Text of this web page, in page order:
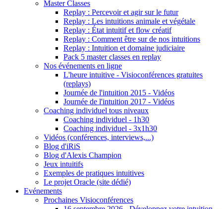
Master Classes
Replay : Percevoir et agir sur le futur
Replay : Les intuitions animale et végétale
Replay : État intuitif et flow créatif
Replay : Comment être sur de nos intuitions
Replay : Intuition et domaine judiciaire
Pack 5 master classes en replay
Nos événements en ligne
L'heure intuitive - Visioconférences gratuites
(replays)
Journée de l'intuition 2015 - Vidéos
Journée de l'intuition 2017 - Vidéos
Coaching individuel tous niveaux
Coaching individuel - 1h30
Coaching individuel - 3x1h30
Vidéos (conférences, interviews,...)
Blog d'iRiS
Blog d'Alexis Champion
Jeux intuitifs
Exemples de pratiques intuitives
Le projet Oracle (site dédié)
Evénements
Prochaines Visioconférences